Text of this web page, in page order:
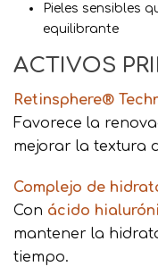
Pieles sensibles
equilibrante
ACTIVOS
Retinsphere®
Favorece la
mejorar la textura
Complejo de
Con ácido
mantener la
tiempo.